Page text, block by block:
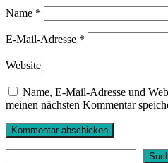
Name *
E-Mail-Adresse *
Website
Name, E-Mail-Adresse und
meinen nächsten Kommentar